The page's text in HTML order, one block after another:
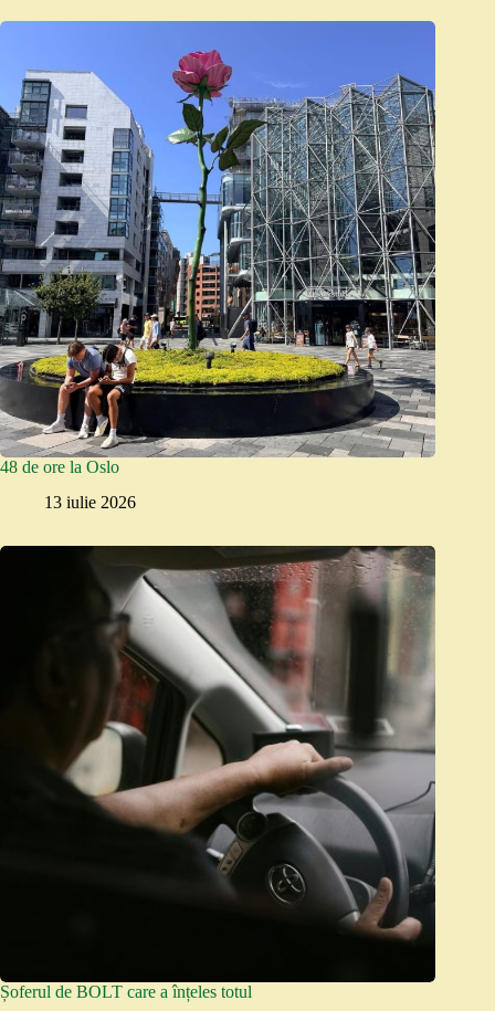
48 de ore la Oslo
13 iulie 2026
Șoferul de BOLT care a înțeles totul